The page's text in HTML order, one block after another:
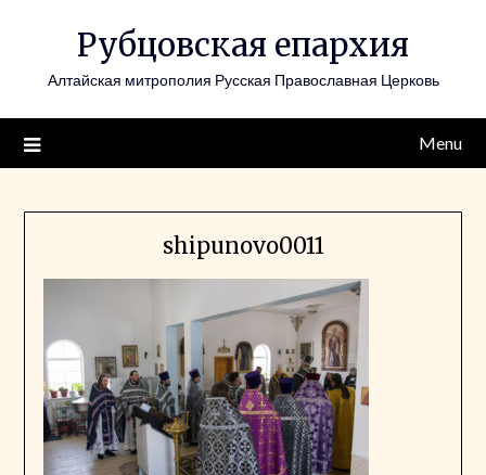
Рубцовская епархия
Алтайская митрополия Русская Православная Церковь
Menu
shipunovo0011